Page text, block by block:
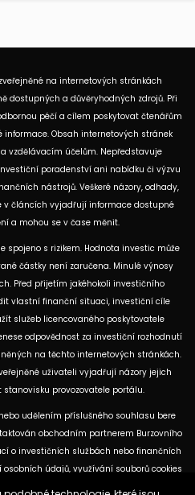
na internetových stránkách
dostupných a důvěryhodných zdrojů. Při
péčí a cílem poskytovat čtenářům
Obsah internetových stránek
vzdělávacím účelům. Nepředstavuje
poradenství ani nabídku či výzvu
nástrojů. Veškeré názory, odhady,
v článcích vyjadřují informace dostupné
a mohou se v čase měnit.
spojeno s rizikem. Hodnota investic může
částky není zaručena. Minulé výnosy
Před přijetím jakéhokoli investičního
vlastní finanční situaci, investiční cíle
služeb licencovaného poskytovatele
odpovědnost za investiční rozhodnutí
na těchto internetových stránkách.
uživateli vyjadřují názory jejich
provozovatele portálu.
udělením příslušného souhlasu bere
obchodním partnerem Burzovního
o investičních službách nebo finančních
údajů, využívání souborů cookies